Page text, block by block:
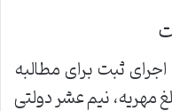
ثبت برای مطالبه
مهریه، نیم عشر دولتی